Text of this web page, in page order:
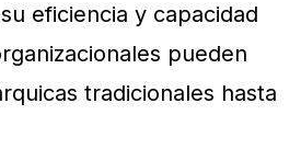
eficiencia y capacidad
pueden
tradicionales hasta